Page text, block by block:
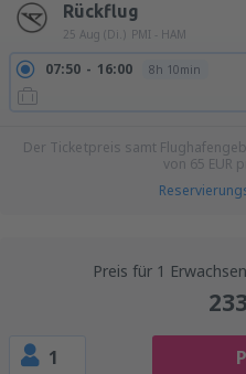
Rückflug
25 Aug (Di.) PMI - HAM
07:50 16:00 8h 10min
Der Ticketpreis samt
von 65 EUR
Preis für 1
233
1